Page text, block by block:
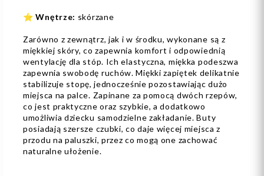
⭐ Wnętrze: skórzane
Zarówno z zewnątrz, jak i w środku, wykonane są z
miękkiej skóry, co zapewnia komfort i odpowiednią
wentylację dla stóp. Ich elastyczna, miękka podeszwa
zapewnia swobodę ruchów. Miękki zapiętek delikatnie
stabilizuje stopę, jednocześnie pozostawiając dużo
miejsca na palce. Zapinane za pomocą dwóch rzepów,
co jest praktyczne oraz szybkie, a dodatkowo
umożliwia dziecku samodzielne zakładanie. Buty
posiadają szersze czubki, co daje więcej miejsca z
przodu na paluszki, przez co mogą one zachować
naturalne ułożenie.